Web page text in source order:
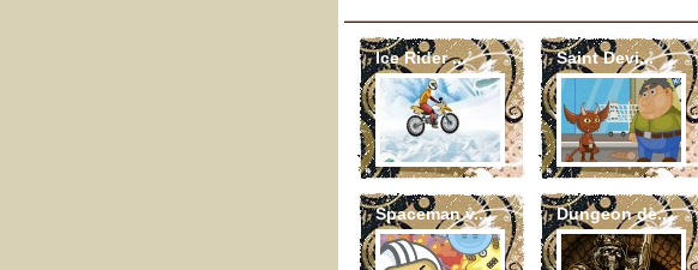
Ice Rider ... Saint Devi...
Spaceman v... Dungeon de...